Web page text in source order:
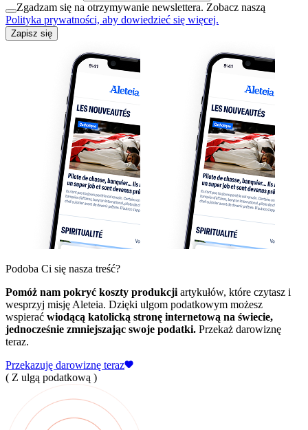
Zgadzam się na otrzymywanie newslettera. Zobacz naszą
Polityka prywatności, aby dowiedzieć się więcej.
Zapisz się
Podoba Ci się nasza treść?
Pomóż nam pokryć koszty produkcji artykułów, które czytasz i
wesprzyj misję Aleteia. Dzięki ulgom podatkowym możesz
wspierać wiodącą katolicką stronę internetową na świecie,
jednocześnie zmniejszając swoje podatki. Przekaż darowiznę
teraz.
Przekazuję darowiznę teraz
( Z ulgą podatkową )